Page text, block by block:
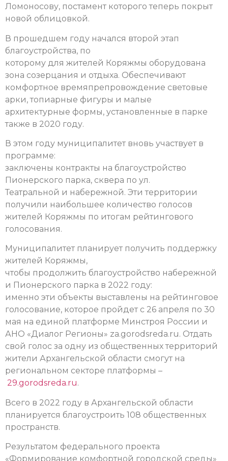
Ломоносову, постамент которого теперь покрыт
новой облицовкой.
В прошедшем году начался второй этап
благоустройства, по
которому для жителей Коряжмы оборудована
зона созерцания и отдыха. Обеспечивают
комфортное времяпрепровождение световые
арки, топиарные фигуры и малые
архитектурные формы, установленные в парке
также в 2020 году.
В этом году муниципалитет вновь участвует в
программе:
заключены контракты на благоустройство
Пионерского парка, сквера по ул.
Театральной и набережной. Эти территории
получили наибольшее количество голосов
жителей Коряжмы по итогам рейтингового
голосования.
Муниципалитет планирует получить поддержку
жителей Коряжмы,
чтобы продолжить благоустройство набережной
и Пионерского парка в 2022 году:
именно эти объекты выставлены на рейтинговое
голосование, которое пройдет с 26 апреля по 30
мая на единой платформе Минстроя России и
АНО «Диалог Регионы» za.gorodsreda.ru. Отдать
свой голос за одну из общественных территорий
жители Архангельской области смогут на
региональном секторе платформы –
29.gorodsreda.ru.
Всего в 2022 году в Архангельской области
планируется благоустроить 108 общественных
пространств.
Результатом федерального проекта
«Формирование комфортной городской среды»